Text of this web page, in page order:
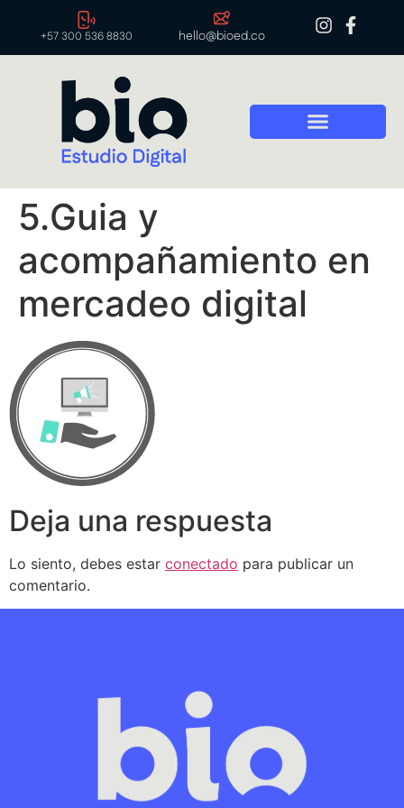
+57 300 536 8830 hello@bioed.co
5.Guia y
acompañamiento en
mercadeo digital
Deja una respuesta
Lo siento, debes estar conectado para publicar un
comentario.